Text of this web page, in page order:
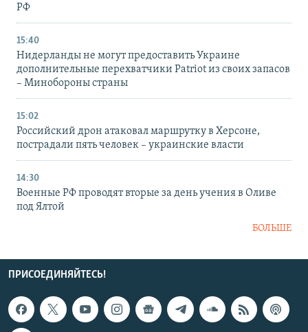
РФ
15:40
Нидерланды не могут предоставить Украине
дополнительные перехватчики Patriot из своих запасов
– Минобороны страны
15:02
Российский дрон атаковал маршрутку в Херсоне,
пострадали пять человек – украинские власти
14:30
Военные РФ проводят вторые за день учения в Оливе
под Ялтой
БОЛЬШЕ
ПРИСОЕДИНЯЙТЕСЬ!